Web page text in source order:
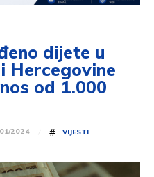
dijete u
Hercegovine
od 1.000
2024 # VIJESTI